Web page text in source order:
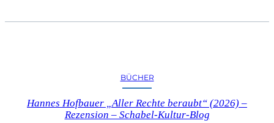
BÜCHER
Hannes Hofbauer „Aller Rechte beraubt“ (2026) –
Rezension – Schabel-Kultur-Blog